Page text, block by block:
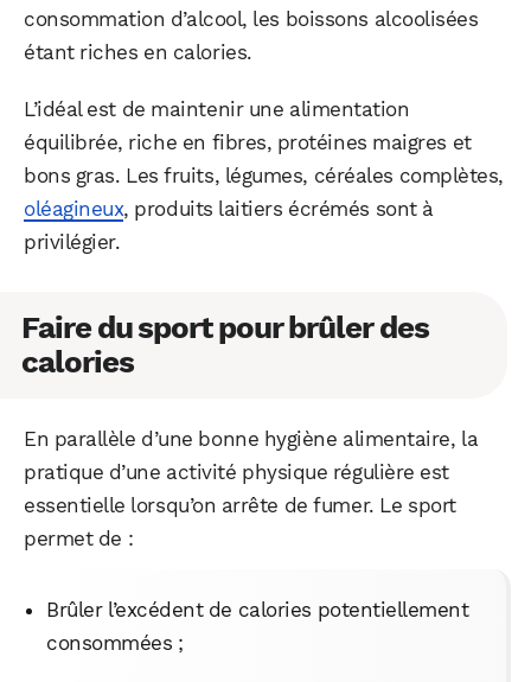
consommation d’alcool, les boissons alcoolisées
étant riches en calories.
L’idéal est de maintenir une alimentation
équilibrée, riche en fibres, protéines maigres et
bons gras. Les fruits, légumes, céréales complètes,
oléagineux, produits laitiers écrémés sont à
privilégier.
Faire du sport pour brûler des
calories
En parallèle d’une bonne hygiène alimentaire, la
pratique d’une activité physique régulière est
essentielle lorsqu’on arrête de fumer. Le sport
permet de :
Brûler l’excédent de calories potentiellement
consommées ;